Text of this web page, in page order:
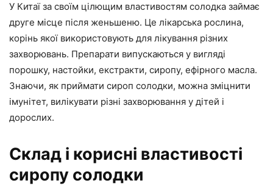
У Китаї за своїм цілющим властивостям солодка займає
друге місце після женьшеню. Це лікарська рослина,
корінь якої використовують для лікування різних
захворювань. Препарати випускаються у вигляді
порошку, настойки, екстракти, сиропу, ефірного масла.
Знаючи, як приймати сироп солодки, можна зміцнити
імунітет, вилікувати різні захворювання у дітей і
дорослих.
Склад і корисні властивості
сиропу солодки